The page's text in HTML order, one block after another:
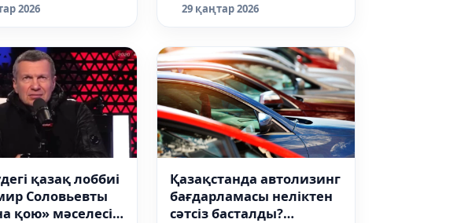
Dalanews.kz.
2026
аудартады. Ас...
29 қаңтар 2026
қазақ лоббиі
Соловьевты
қою» мәселесін
Қазақстанда автолизинг
бағдарламасы неліктен
сәтсіз басталды?